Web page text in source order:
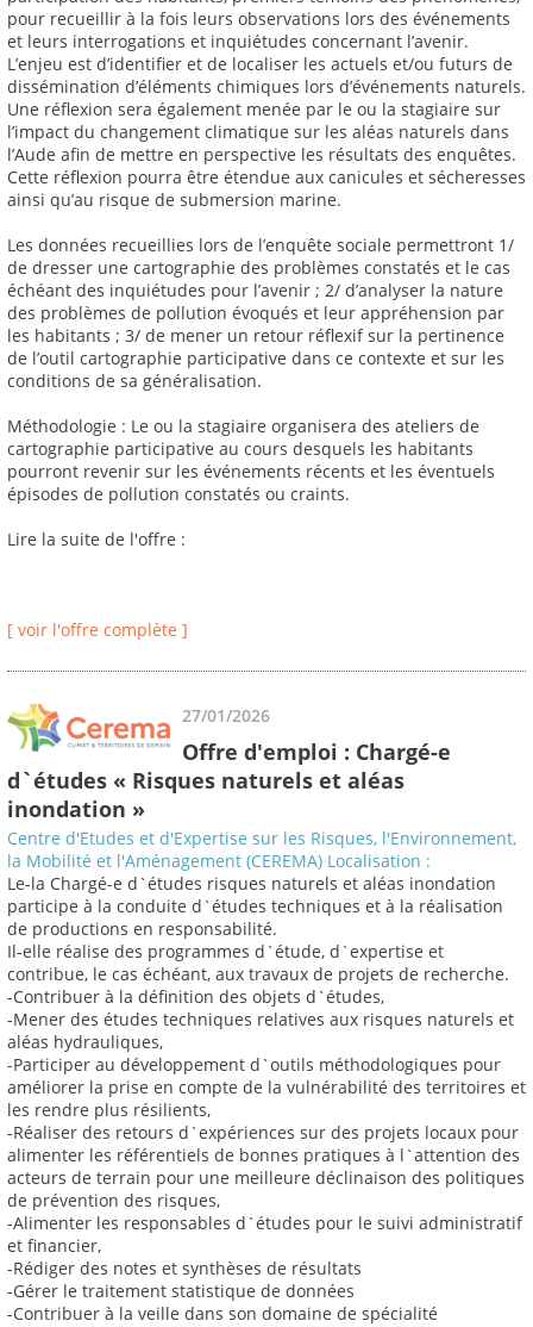
pour recueillir à la fois leurs observations lors des événements
et leurs interrogations et inquiétudes concernant l’avenir.
L’enjeu est d’identifier et de localiser les actuels et/ou futurs de
dissémination d’éléments chimiques lors d’événements naturels.
Une réflexion sera également menée par le ou la stagiaire sur
l’impact du changement climatique sur les aléas naturels dans
l’Aude afin de mettre en perspective les résultats des enquêtes.
Cette réflexion pourra être étendue aux canicules et sécheresses
ainsi qu’au risque de submersion marine.
Les données recueillies lors de l’enquête sociale permettront 1/
de dresser une cartographie des problèmes constatés et le cas
échéant des inquiétudes pour l’avenir ; 2/ d’analyser la nature
des problèmes de pollution évoqués et leur appréhension par
les habitants ; 3/ de mener un retour réflexif sur la pertinence
de l’outil cartographie participative dans ce contexte et sur les
conditions de sa généralisation.
Méthodologie : Le ou la stagiaire organisera des ateliers de
cartographie participative au cours desquels les habitants
pourront revenir sur les événements récents et les éventuels
épisodes de pollution constatés ou craints.
Lire la suite de l'offre :
[ voir l'offre complète ]
27/01/2026
Offre d'emploi : Chargé-e
d`études « Risques naturels et aléas
inondation »
Centre d'Etudes et d'Expertise sur les Risques, l'Environnement,
la Mobilité et l'Aménagement (CEREMA) Localisation :
Le-la Chargé-e d`études risques naturels et aléas inondation
participe à la conduite d`études techniques et à la réalisation
de productions en responsabilité.
Il-elle réalise des programmes d`étude, d`expertise et
contribue, le cas échéant, aux travaux de projets de recherche.
-Contribuer à la définition des objets d`études,
-Mener des études techniques relatives aux risques naturels et
aléas hydrauliques,
-Participer au développement d`outils méthodologiques pour
améliorer la prise en compte de la vulnérabilité des territoires et
les rendre plus résilients,
-Réaliser des retours d`expériences sur des projets locaux pour
alimenter les référentiels de bonnes pratiques à l`attention des
acteurs de terrain pour une meilleure déclinaison des politiques
de prévention des risques,
-Alimenter les responsables d`études pour le suivi administratif
et financier,
-Rédiger des notes et synthèses de résultats
-Gérer le traitement statistique de données
-Contribuer à la veille dans son domaine de spécialité